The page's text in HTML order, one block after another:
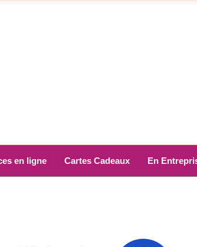
en ligne Cartes Cadeaux En